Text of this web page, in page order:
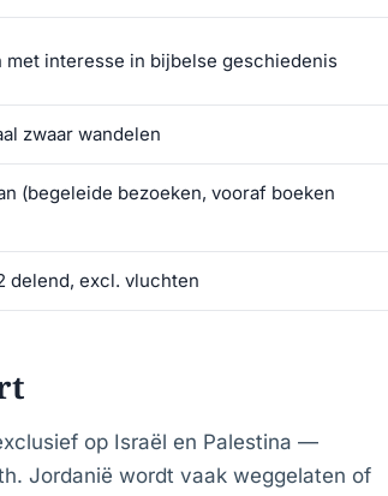
interesse in bijbelse geschiedenis
zwaar wandelen
(begeleide bezoeken, vooraf boeken
delend, excl. vluchten
op Israël en Palestina —
Jordanië wordt vaak weggelaten of